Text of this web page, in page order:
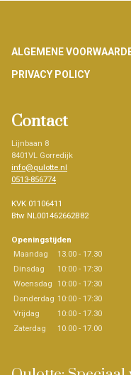
Footer
ALGEMENE
PRIVACY POLICY
Contact
Lijnbaan 8
8401VL Gorredijk
info@qulotte.nl
0513-856774
KVK 01106411
Btw NL001462662B82
Openingstijden
Maandag
13.00 - 17.30
Dinsdag
10:00 - 17:30
Woensdag 10:00 - 17:30
Donderdag 10:00 - 17:30
Vrijdag
10:00 - 17.30
Zaterdag
10.00 - 17.00